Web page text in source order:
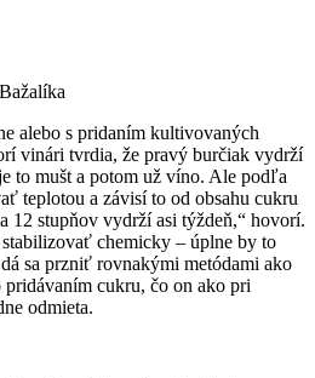
alebo s pridaním kultivovaných
vinári tvrdia, že pravý burčiak vydrží
to mušt a potom už víno. Ale podľa
teplotou a závisí to od obsahu cukru
12 stupňov vydrží asi týždeň,“ hovorí.
chemicky – úplne by to
sa przniť rovnakými metódami ako
cukru, čo on ako pri
odmieta.